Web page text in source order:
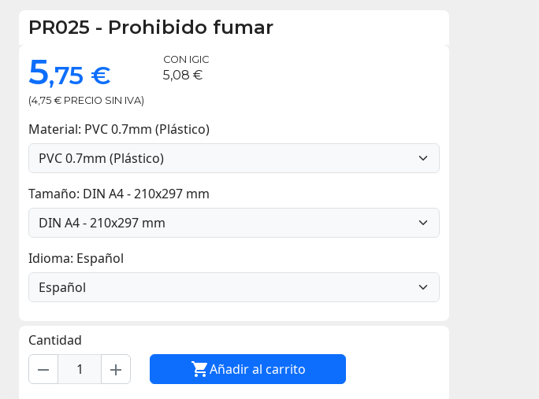
PR025 - Prohibido fumar
5,75 €
(4,75 € PRECIO SIN IVA)
CON IGIC
5,08 €
Material: PVC 0.7mm (Plástico)
Tamaño: DIN A4 - 210x297 mm
Idioma: Español
Cantidad
remove add Añadir al carrito